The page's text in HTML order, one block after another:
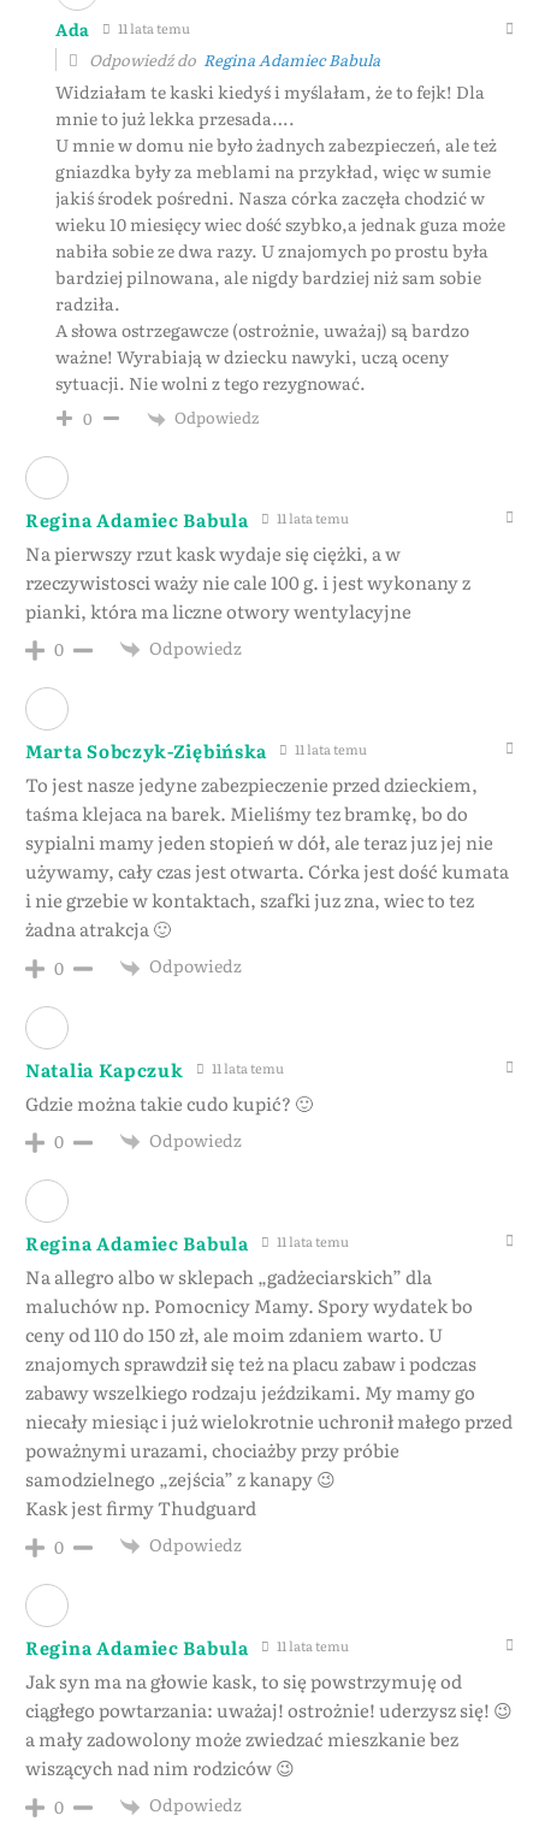
Ada 11 lata temu
Odpowiedź do Regina Adamiec Babula
Widziałam te kaski kiedyś i myślałam, że to fejk! Dla
mnie to już lekka przesada….
U mnie w domu nie było żadnych zabezpieczeń, ale też
gniazdka były za meblami na przykład, więc w sumie
jakiś środek pośredni. Nasza córka zaczęła chodzić w
wieku 10 miesięcy wiec dość szybko,a jednak guza może
nabiła sobie ze dwa razy. U znajomych po prostu była
bardziej pilnowana, ale nigdy bardziej niż sam sobie
radziła.
A słowa ostrzegawcze (ostrożnie, uważaj) są bardzo
ważne! Wyrabiają w dziecku nawyki, uczą oceny
sytuacji. Nie wolni z tego rezygnować.
0 Odpowiedz
Regina Adamiec Babula 11 lata temu
Na pierwszy rzut kask wydaje się ciężki, a w
rzeczywistosci waży nie cale 100 g. i jest wykonany z
pianki, która ma liczne otwory wentylacyjne
0 Odpowiedz
Marta Sobczyk-Ziębińska 11 lata temu
To jest nasze jedyne zabezpieczenie przed dzieckiem,
taśma klejaca na barek. Mieliśmy tez bramkę, bo do
sypialni mamy jeden stopień w dół, ale teraz juz jej nie
używamy, cały czas jest otwarta. Córka jest dość kumata
i nie grzebie w kontaktach, szafki juz zna, wiec to tez
żadna atrakcja 🙂
0 Odpowiedz
Natalia Kapczuk 11 lata temu
Gdzie można takie cudo kupić? 🙂
0 Odpowiedz
Regina Adamiec Babula 11 lata temu
Na allegro albo w sklepach „gadżeciarskich” dla
maluchów np. Pomocnicy Mamy. Spory wydatek bo
ceny od 110 do 150 zł, ale moim zdaniem warto. U
znajomych sprawdził się też na placu zabaw i podczas
zabawy wszelkiego rodzaju jeździkami. My mamy go
niecały miesiąc i już wielokrotnie uchronił małego przed
poważnymi urazami, chociażby przy próbie
samodzielnego „zejścia” z kanapy 😉
Kask jest firmy Thudguard
0 Odpowiedz
Regina Adamiec Babula 11 lata temu
Jak syn ma na głowie kask, to się powstrzymuję od
ciągłego powtarzania: uważaj! ostrożnie! uderzysz się! 😉
a mały zadowolony może zwiedzać mieszkanie bez
wiszących nad nim rodziców 😉
0 Odpowiedz